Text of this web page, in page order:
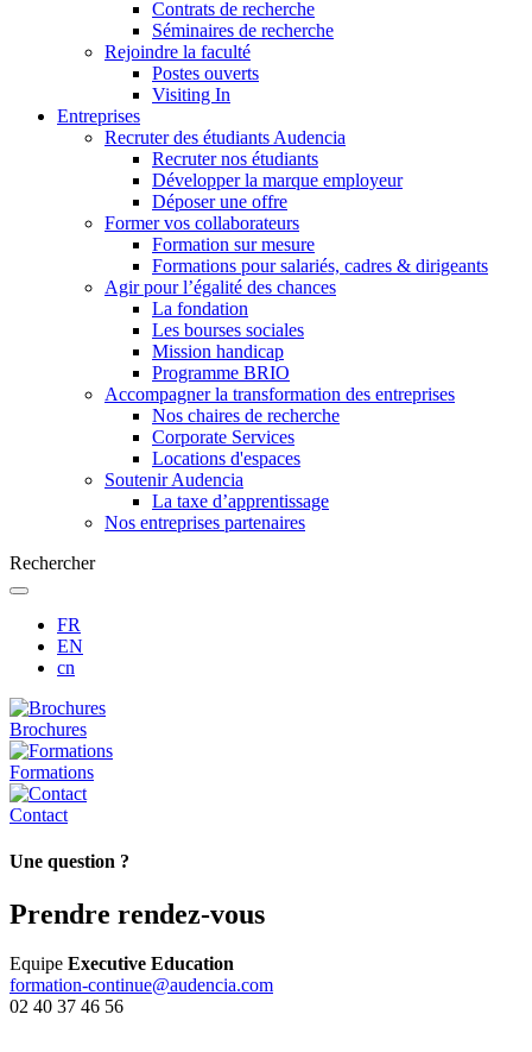
Contrats de recherche
Séminaires de recherche
Rejoindre la faculté
Postes ouverts
Visiting In
Entreprises
Recruter des étudiants Audencia
Recruter nos étudiants
Développer la marque employeur
Déposer une offre
Former vos collaborateurs
Formation sur mesure
Formations pour salariés, cadres & dirigeants
Agir pour l’égalité des chances
La fondation
Les bourses sociales
Mission handicap
Programme BRIO
Accompagner la transformation des entreprises
Nos chaires de recherche
Corporate Services
Locations d'espaces
Soutenir Audencia
La taxe d’apprentissage
Nos entreprises partenaires
Rechercher
FR
EN
cn
Brochures
Formations
Contact
Une question ?
Prendre rendez-vous
Equipe Executive Education
formation-continue@audencia.com
02 40 37 46 56